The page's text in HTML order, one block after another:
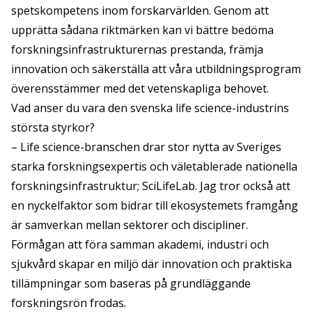
spetskompetens inom forskarvärlden. Genom att
upprätta sådana riktmärken kan vi bättre bedöma
forskningsinfrastrukturernas prestanda, främja
innovation och säkerställa att våra utbildningsprogram
överensstämmer med det vetenskapliga behovet.
Vad anser du vara den svenska life science-industrins
största styrkor?
– Life science-branschen drar stor nytta av Sveriges
starka forskningsexpertis och väletablerade nationella
forskningsinfrastruktur; SciLifeLab. Jag tror också att
en nyckelfaktor som bidrar till ekosystemets framgång
är samverkan mellan sektorer och discipliner.
Förmågan att föra samman akademi, industri och
sjukvård skapar en miljö där innovation och praktiska
tillämpningar som baseras på grundläggande
forskningsrön frodas.